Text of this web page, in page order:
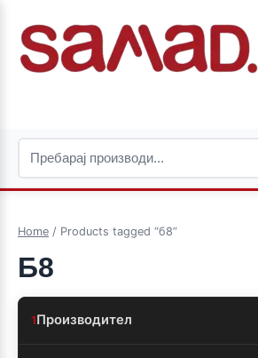
Home / Products tagged “б8”
Б8
1Производител